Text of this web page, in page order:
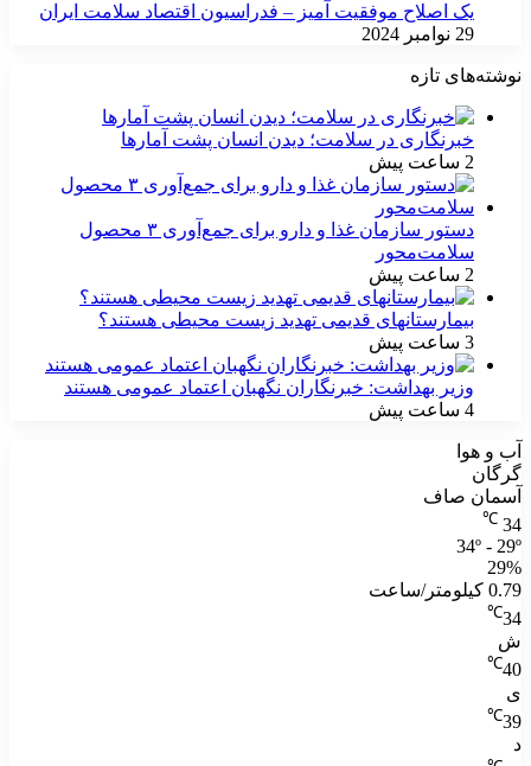
یک اصلاح موفقیت آمیز – فدراسیون اقتصاد سلامت ایران
29 نوامبر 2024
نوشته‌های تازه
خبرنگاری در سلامت؛ دیدن انسان پشت آمارها
2 ساعت پیش
دستور سازمان غذا و دارو برای جمع‌آوری ۳ محصول
سلامت‌محور
2 ساعت پیش
بیمارستانهای قدیمی تهدید زیست محیطی هستند؟
3 ساعت پیش
وزیر بهداشت: خبرنگاران نگهبان اعتماد عمومی هستند
4 ساعت پیش
آب و هوا
گرگان
آسمان صاف
34
℃
34º - 29º
29%
0.79 کیلومتر/ساعت
34
℃
ش
40
℃
ی
39
℃
د